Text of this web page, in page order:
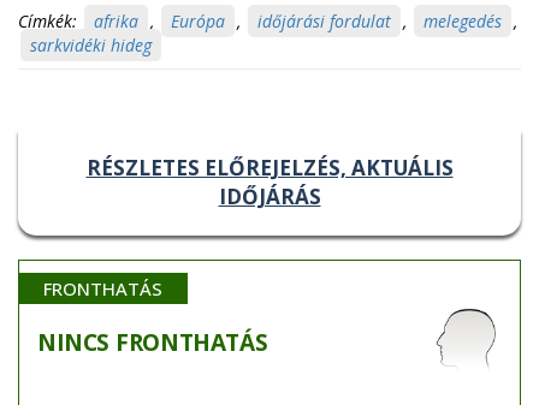
Címkék: afrika , Európa , időjárási fordulat , melegedés ,
sarkvidéki hideg
RÉSZLETES ELŐREJELZÉS, AKTUÁLIS
IDŐJÁRÁS
FRONTHATÁS
NINCS FRONTHATÁS